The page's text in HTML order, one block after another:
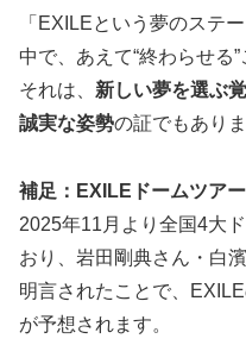
「EXILEという夢のステ
中で、あえて“終わらせる
それは、 新しい夢を選ぶ
誠実な姿勢の証でもありま
補足：EXILEドームツアー
2025年11月より全国4大
おり、岩田剛典さん・白
明言されたことで、
が予想されます。